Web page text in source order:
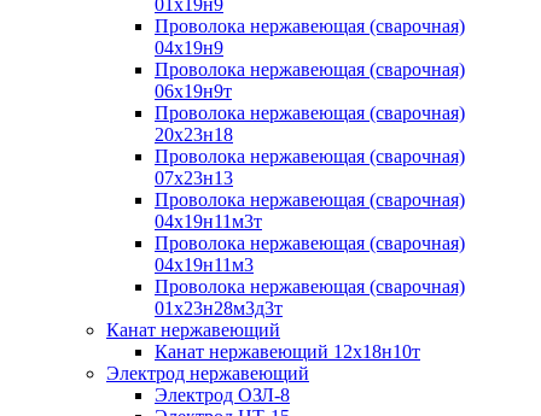
Проволока нержавеющая (сварочная)
04х19н9
Проволока нержавеющая (сварочная)
06х19н9т
Проволока нержавеющая (сварочная)
20х23н18
Проволока нержавеющая (сварочная)
07х23н13
Проволока нержавеющая (сварочная)
04х19н11м3т
Проволока нержавеющая (сварочная)
04х19н11м3
Проволока нержавеющая (сварочная)
01х23н28м3д3т
Канат нержавеющий
Канат нержавеющий 12х18н10т
Электрод нержавеющий
Электрод ОЗЛ-8